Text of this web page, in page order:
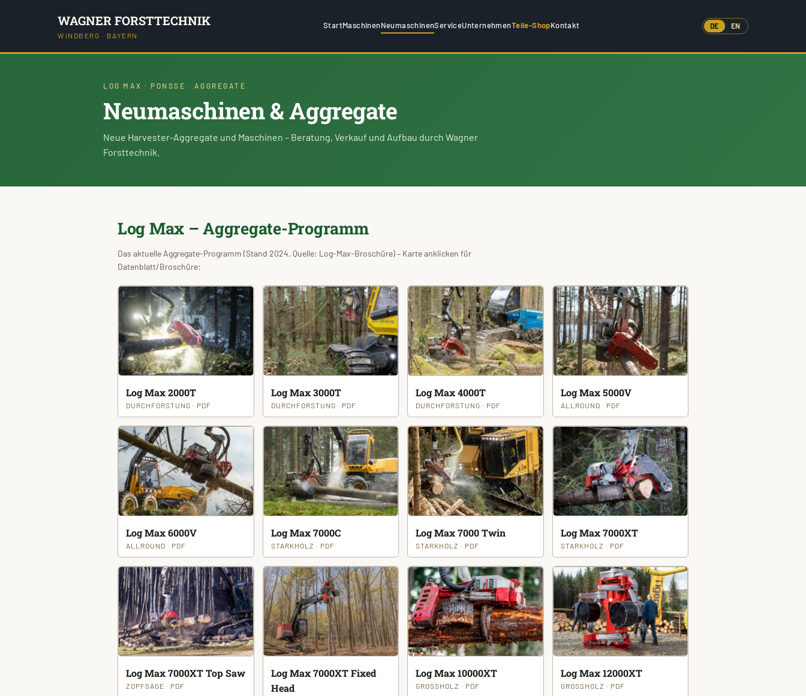
WAGNER FORSTTECHNIK
WINDBERG · BAYERN
StartMaschinenNeumaschinenServiceUnternehmenTeile-ShopKontakt DE EN
LOG MAX · PONSSE · AGGREGATE
Neumaschinen & Aggregate
Neue Harvester-Aggregate und Maschinen – Beratung, Verkauf und Aufbau durch Wagner
Forsttechnik.
Log Max – Aggregate-Programm
Das aktuelle Aggregate-Programm (Stand 2024, Quelle: Log-Max-Broschüre) – Karte anklicken für
Datenblatt/Broschüre:
Log Max 2000T
DURCHFORSTUNG · PDF
Log Max 3000T
DURCHFORSTUNG · PDF
Log Max 4000T
DURCHFORSTUNG · PDF
Log Max 5000V
ALLROUND · PDF
Log Max 6000V
ALLROUND · PDF
Log Max 7000C
STARKHOLZ · PDF
Log Max 7000 Twin
STARKHOLZ · PDF
Log Max 7000XT
STARKHOLZ · PDF
Log Max 7000XT Top Saw
ZOPFSÄGE · PDF
Log Max 7000XT Fixed
Head
Log Max 10000XT
GROSSHOLZ · PDF
Log Max 12000XT
GROSSHOLZ · PDF